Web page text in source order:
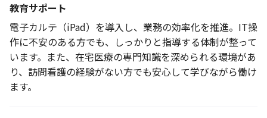
教育サポート
電子カルテ（iPad）を導入し、業務の効率化を推進。IT操
作に不安のある方でも、しっかりと指導する体制が整って
います。また、在宅医療の専門知識を深められる環境があ
り、訪問看護の経験がない方でも安心して学びながら働け
ます。